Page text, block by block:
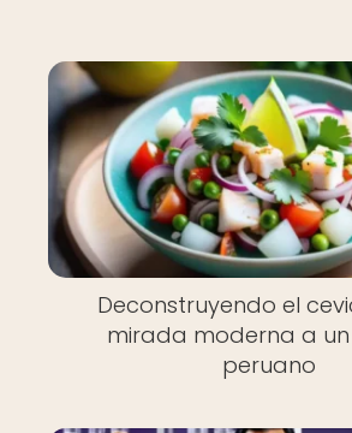
Deconstruyendo el
mirada moderna a
peruano